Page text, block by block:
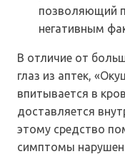
позволяющий
негативным
В отличие от
глаз из аптек,
впитывается в
доставляется
этому средство
симптомы